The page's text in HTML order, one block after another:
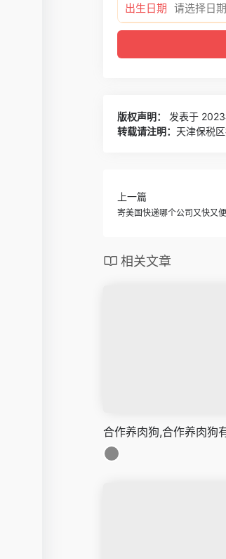
出生日期
版权声明：
发表于
转载请注明： 天津保税
上一篇
寄美国快递哪个公司又快又
相关文章
合作养肉狗,合作养肉狗